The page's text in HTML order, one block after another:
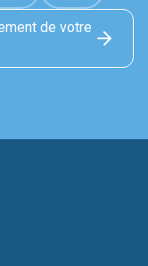
de votre